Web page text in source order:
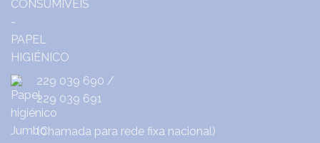
229 039 690 /
229 039 691
(Chamada para rede fixa nacional)